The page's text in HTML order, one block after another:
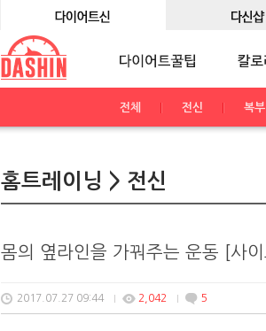
전체 전신 복부
홈트레이닝 > 전신
몸의 옆라인을 가꿔주는 운동 [사이
2017.07.27 09:44 2,042 5